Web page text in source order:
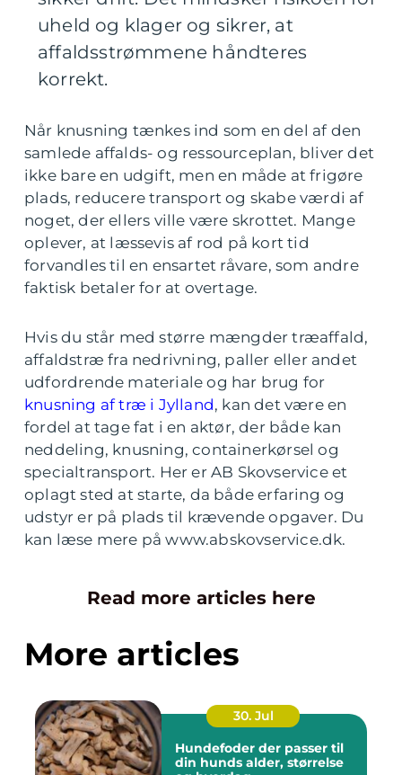
uheld og klager og sikrer, at
affaldsstrømmene håndteres
korrekt.
Når knusning tænkes ind som en del af den
samlede affalds- og ressourceplan, bliver det
ikke bare en udgift, men en måde at frigøre
plads, reducere transport og skabe værdi af
noget, der ellers ville være skrottet. Mange
oplever, at læssevis af rod på kort tid
forvandles til en ensartet råvare, som andre
faktisk betaler for at overtage.
Hvis du står med større mængder træaffald,
affaldstræ fra nedrivning, paller eller andet
udfordrende materiale og har brug for
knusning af træ i Jylland, kan det være en
fordel at tage fat i en aktør, der både kan
neddeling, knusning, containerkørsel og
specialtransport. Her er AB Skovservice et
oplagt sted at starte, da både erfaring og
udstyr er på plads til krævende opgaver. Du
kan læse mere på www.abskovservice.dk.
Read more articles here
More articles
30. Jul
Hundefoder der passer til
din hunds alder, størrelse